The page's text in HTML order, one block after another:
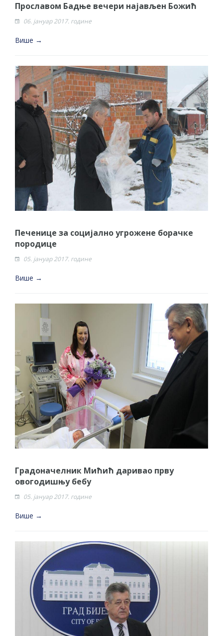
ЈАВНИ КОНКУРС ЗА ДОДЈЕЛУ
БЕСПОВРАТНИХ СРЕДСТАВА ЗА
ГРАДА БИЈЕЉИНА ЗА 2026. ГОДИНУ
Прославом Бадње вечери најављен Божић
06. јануар 2017. године
Више →
Печенице за социјално угрожене борачке
породице
05. јануар 2017. године
Више →
Градоначелник Мићић даривао прву
овогодишњу бебу
05. јануар 2017. године
Више →